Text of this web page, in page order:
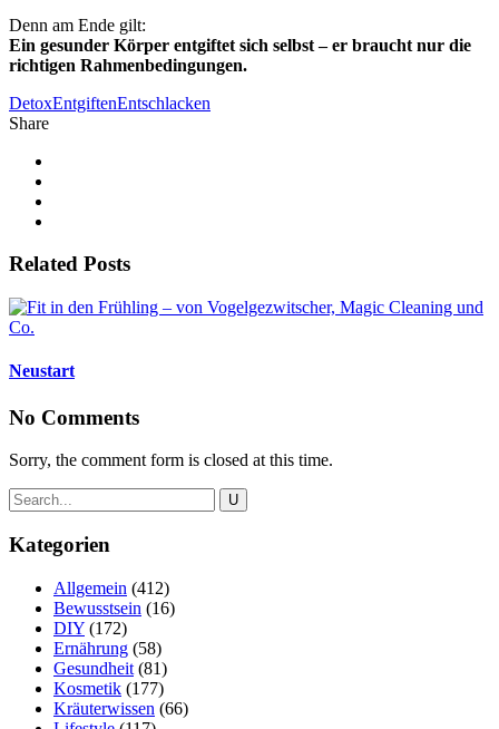
Denn am Ende gilt:
Ein gesunder Körper entgiftet sich selbst – er braucht nur die
richtigen Rahmenbedingungen.
DetoxEntgiftenEntschlacken
Share
Related Posts
Neustart
No Comments
Sorry, the comment form is closed at this time.
Kategorien
Allgemein (412)
Bewusstsein (16)
DIY (172)
Ernährung (58)
Gesundheit (81)
Kosmetik (177)
Kräuterwissen (66)